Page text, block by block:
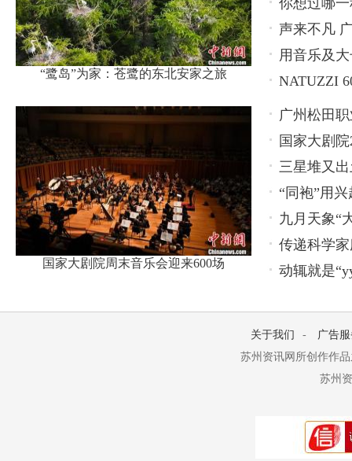
“鹭岛”为家：苍鹭的东北安家之旅
你想过哪
声来不凡
用音乐及
NATUZZI
国家大剧院周末音乐会迎来600场
广州松田
养新模式
国家大剧
三星堆又
“同袍”用
九月天象“
传递科学
动辄就是
关于我们 -
广告
苏州资讯网所创作作
苏州